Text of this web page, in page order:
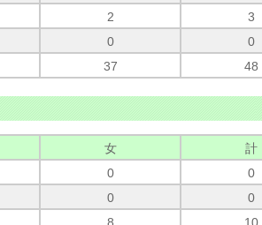
2
3
0
0
37 48
女
計
0
0
0
0